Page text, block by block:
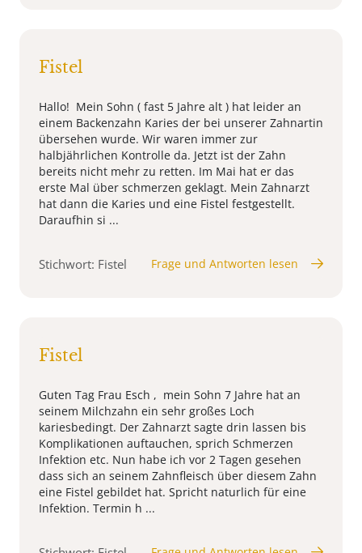
Fistel
Hallo! Mein Sohn ( fast 5 Jahre alt ) hat leider an
einem Backenzahn Karies der bei unserer Zahnartin
übersehen wurde. Wir waren immer zur
halbjährlichen Kontrolle da. Jetzt ist der Zahn
bereits nicht mehr zu retten. Im Mai hat er das
erste Mal über schmerzen geklagt. Mein Zahnarzt
hat dann die Karies und eine Fistel festgestellt.
Daraufhin si ...
Stichwort: Fistel Frage und Antworten lesen
Fistel
Guten Tag Frau Esch , mein Sohn 7 Jahre hat an
seinem Milchzahn ein sehr großes Loch
kariesbedingt. Der Zahnarzt sagte drin lassen bis
Komplikationen auftauchen, sprich Schmerzen
Infektion etc. Nun habe ich vor 2 Tagen gesehen
dass sich an seinem Zahnfleisch über diesem Zahn
eine Fistel gebildet hat. Spricht naturlich für eine
Infektion. Termin h ...